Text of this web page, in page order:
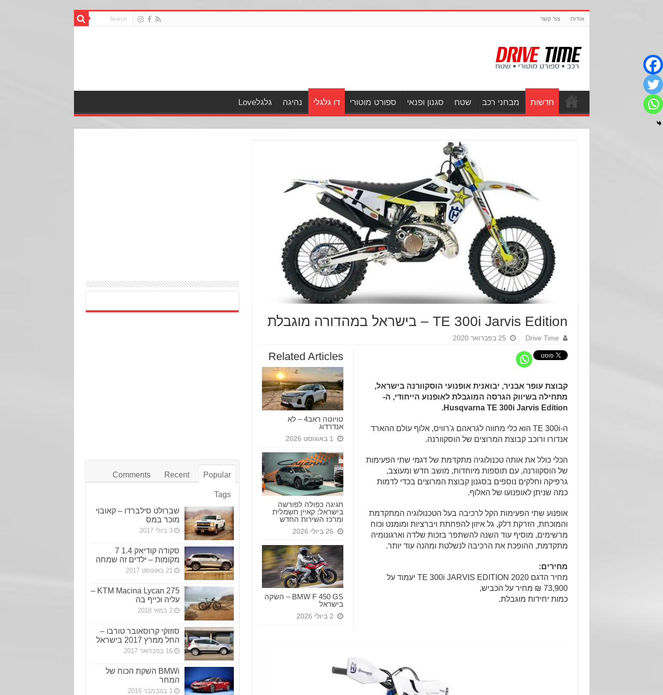
אודות צור קשר
חדשות מבחני רכב שטח סגנון ופנאי ספורט מוטורי דו גלגלי נהיגה גלגלLove
TE 300i Jarvis Edition – בישראל במהדורה מוגבלת
Drive Time 25 בפברואר 2020
Related Articles
טויוטה ראב4 – לא
אנדרדוג
1 באוגוסט 2026
חגיגה כפולה לפורשה
בישראל: קאיין חשמלית
ומרכז השירות החדש
26 ביולי 2026
BMW F 450 GS – השקה
בישראל
2 ביולי 2026
קבוצת עופר אבניר, יבואנית אופנועי הוסקוורנה בישראל,
מתחילה בשיווק הגרסה המוגבלת לאופנוע הייחודי, ה-
Husqvarna TE 300i Jarvis Edition.
ה-TE 300i הוא כלי מחווה לגראהם ג'רוויס, אלוף עולם ההארד
אנדורו ורוכב קבוצת המרוצים של הוסקוורנה.
הכלי כולל את אותה טכנולוגיה מתקדמת של דגמי שתי הפעימות
של הוסקוורנה, עם תוספות מיוחדות, מושב חדש ומעוצב,
גרפיקה וחלקים נוספים בסגנון קבוצת המרוצים בכדי לדמות
כמה שניתן לאופנועו של האלוף.
אופנוע שתי הפעימות הקל לרכיבה בעל הטכנולוגיה המתקדמת
והמוכחת, הזרקת דלק, גל איזון להפחתת ויברציות ומומנט וכוח
מרשימים, מוסיף עוד השנה להשתפר בזכות שלדה וארגונומיה
מתקדמת, ההופכת את הרכיבה לנשלטת ומהנה עוד יותר.
מחירים:
מחיר הדגם TE 300i JARVIS EDITION 2020 יעמוד על
73,900 ₪ מחיר על הכביש,
כמות יחידות מוגבלת.
Popular
Recent
Comments
Tags
שברולט סילברדו – קאובוי
מוכר במס
3 ביולי 2017
סקודה קודיאק 1.4 7
מקומות – ילדים זה שמחה
21 באוגוסט 2017
KTM Macina Lycan 275 –
עליה וכייף בה
2 במאי 2018
סוזוקי קרוסאובר טורבו –
החל ממרץ 2017 בישראל
16 בפברואר 2017
BMWi השקת הכוח של
המחר
1 בנובמבר 2016